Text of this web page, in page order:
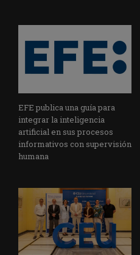
EFE publica una guía para
integrar la inteligencia
artificial en sus procesos
informativos con supervisión
humana